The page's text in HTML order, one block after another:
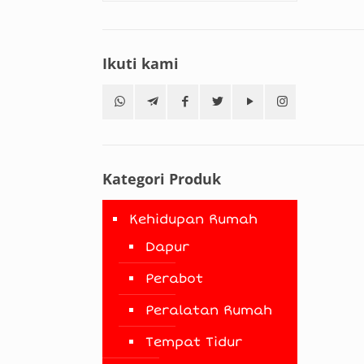
Ikuti kami
Kategori Produk
Kehidupan Rumah
Dapur
Perabot
Peralatan Rumah
Tempat Tidur